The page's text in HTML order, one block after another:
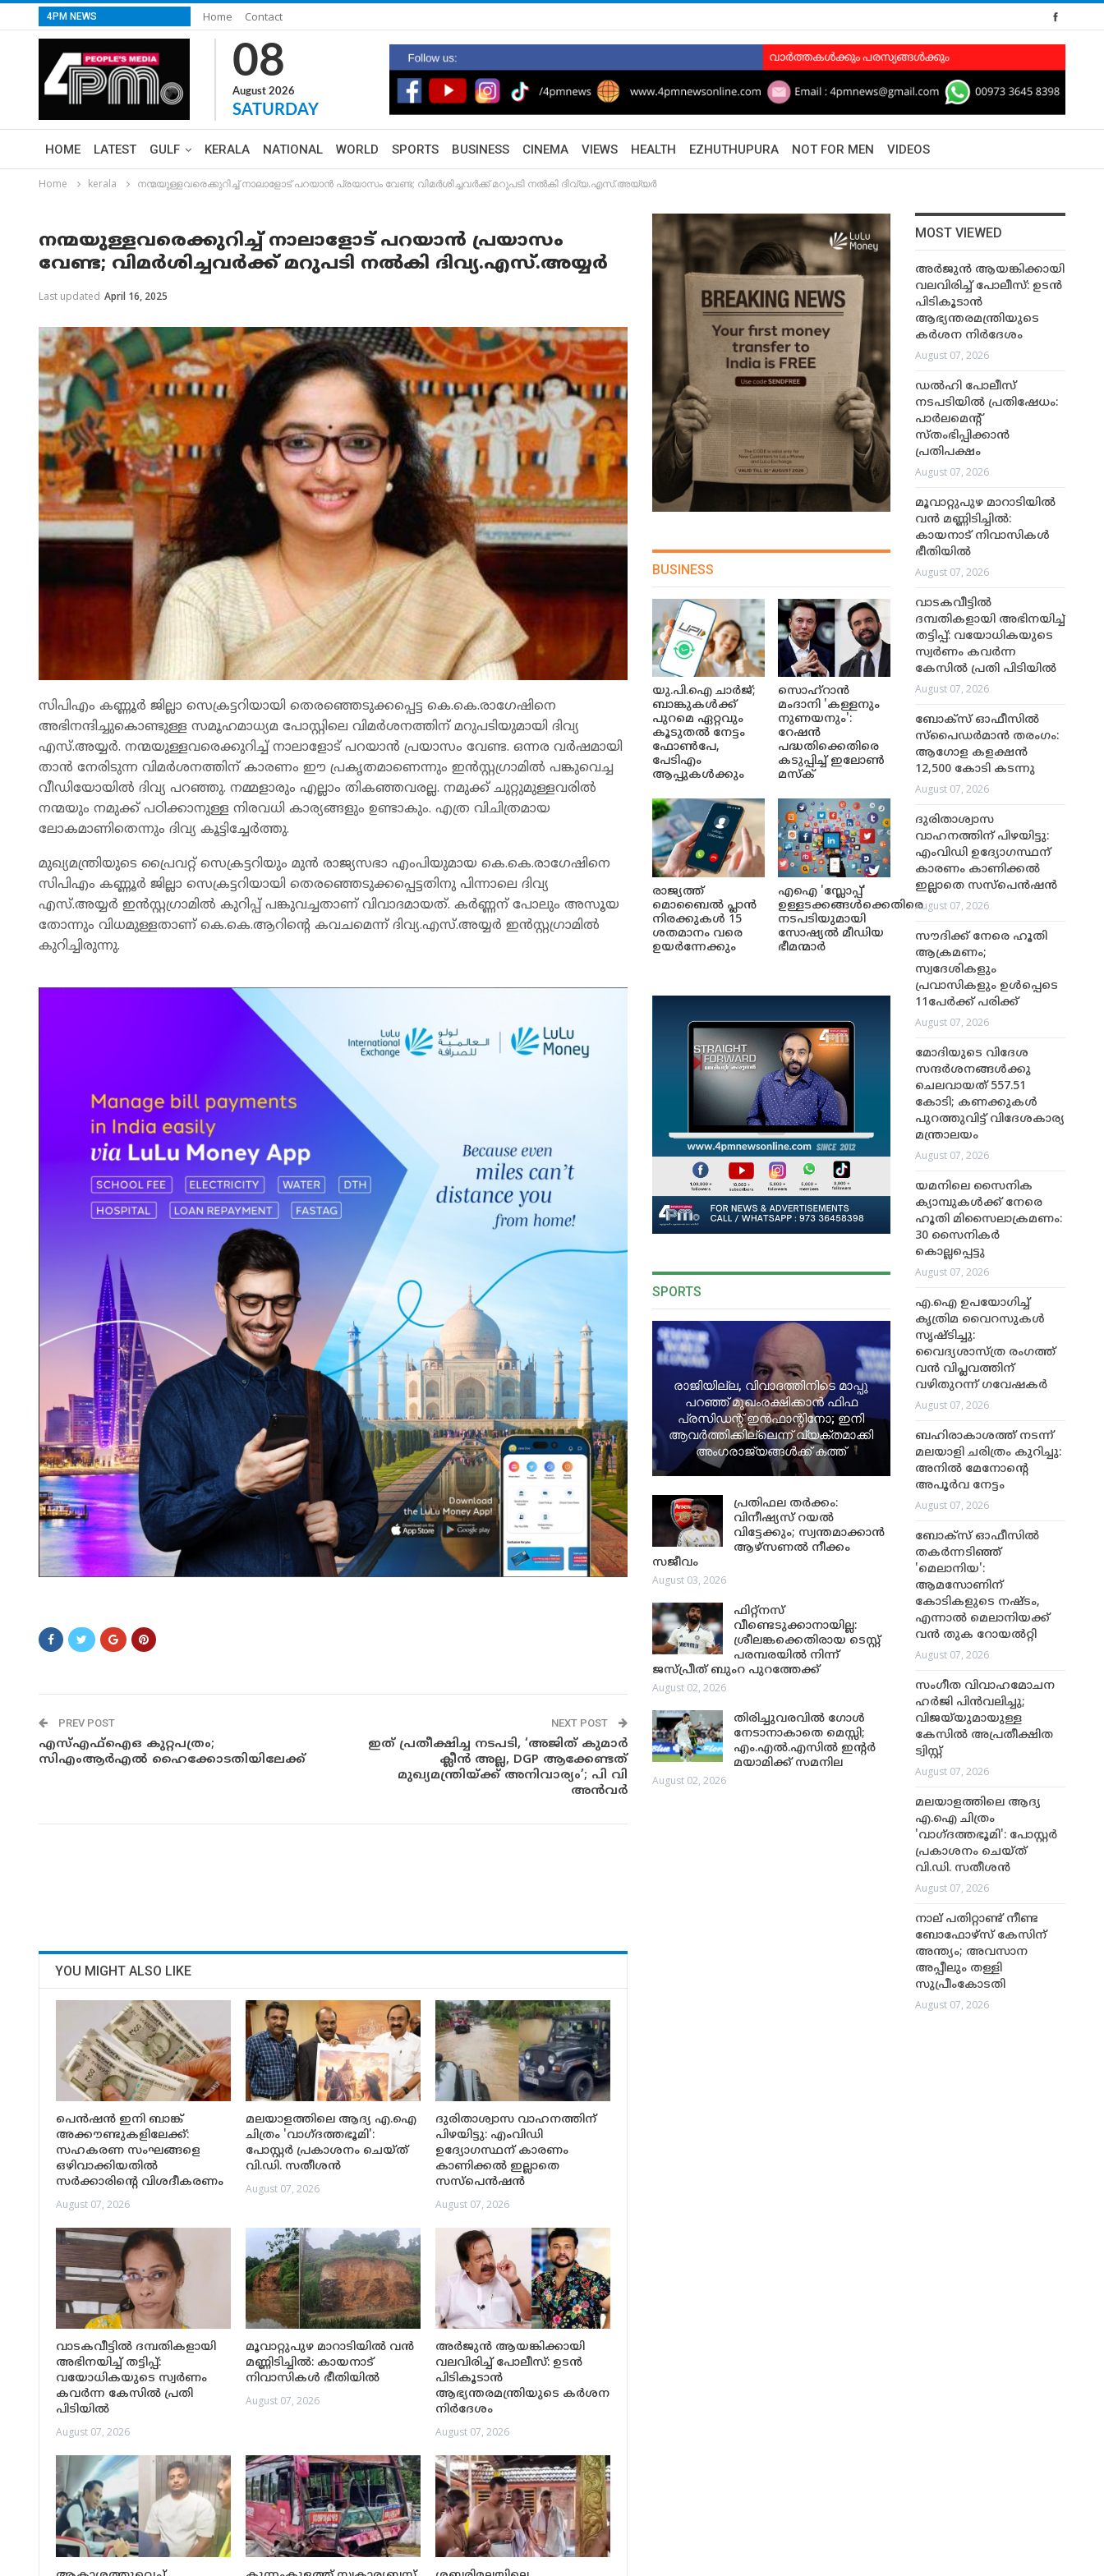
4PM NEWS Home Contact
08
August 2026
SATURDAY
HOME LATEST GULF KERALA NATIONAL WORLD SPORTS BUSINESS CINEMA VIEWS HEALTH EZHUTHUPURA NOT FOR MEN VIDEOS
Home kerala നന്മയുള്ളവരെക്കുറിച്ച് നാലാളോട് പറയാൻ പ്രയാസം വേണ്ട; വിമർശിച്ചവർക്ക് മറുപടി നൽകി ദിവ്യ.എസ്.അയ്യർ
നന്മയുള്ളവരെക്കുറിച്ച് നാലാളോട് പറയാൻ പ്രയാസം
വേണ്ട; വിമർശിച്ചവർക്ക് മറുപടി നൽകി ദിവ്യ.എസ്.അയ്യർ
Last updated April 16, 2025
സിപിഎം കണ്ണൂർ ജില്ലാ സെക്രട്ടറിയായി തെരഞ്ഞെടുക്കപ്പെട്ട കെ.കെ.രാഗേഷിനെ
അഭിനന്ദിച്ചുകൊണ്ടുള്ള സമൂഹമാധ്യമ പോസ്റ്റിലെ വിമർശനത്തിന് മറുപടിയുമായി ദിവ്യ
എസ്.അയ്യർ. നന്മയുള്ളവരെക്കുറിച്ച് നാലാളോട് പറയാൻ പ്രയാസം വേണ്ട. ഒന്നര വർഷമായി
താൻ നേരിടുന്ന വിമർശനത്തിന് കാരണം ഈ പ്രകൃതമാണെന്നും ഇൻസ്റ്റഗ്രാമിൽ പങ്കുവെച്ച
വീഡിയോയിൽ ദിവ്യ പറഞ്ഞു. നമ്മളാരും എല്ലാം തികഞ്ഞവരല്ല. നമുക്ക് ചുറ്റുമുള്ളവരിൽ
നന്മയും നമുക്ക് പഠിക്കാനുള്ള നിരവധി കാര്യങ്ങളും ഉണ്ടാകും. എത്ര വിചിത്രമായ
ലോകമാണിതെന്നും ദിവ്യ കൂട്ടിച്ചേർത്തു.
മുഖ്യമന്ത്രിയുടെ പ്രൈവറ്റ് സെക്രട്ടറിയും മുൻ രാജ്യസഭാ എംപിയുമായ കെ.കെ.രാഗേഷിനെ
സിപിഎം കണ്ണൂർ ജില്ലാ സെക്രട്ടറിയായി തെരഞ്ഞെടുക്കപ്പെട്ടതിനു പിന്നാലെ ദിവ്യ
എസ്.അയ്യര്‍ ഇന്‍സ്റ്റഗ്രാമില്‍ കുറിപ്പ് പങ്കുവച്ചതാണ് വിവാദമായത്. കര്‍ണ്ണന് പോലും അസൂയ
തോന്നും വിധമുള്ളതാണ് കെ.കെ.ആറിന്‍റെ കവചമെന്ന് ദിവ്യ.എസ്.അയ്യര്‍ ഇന്‍സ്റ്റഗ്രാമില്‍
കുറിച്ചിരുന്നു.
PREV POST
എസ്എഫ്ഐഒ കുറ്റപത്രം;
സിഎംആർഎൽ ഹൈക്കോടതിയിലേക്ക്
NEXT POST
ഇത് പ്രതീക്ഷിച്ച നടപടി, ‘അജിത് കുമാർ
ക്ലീൻ അല്ല, DGP ആക്കേണ്ടത്
മുഖ്യമന്ത്രിയ്ക്ക് അനിവാര്യം’; പി വി
അൻവർ
YOU MIGHT ALSO LIKE
പെൻഷൻ ഇനി ബാങ്ക്
അക്കൗണ്ടുകളിലേക്ക്:
സഹകരണ സംഘങ്ങളെ
ഒഴിവാക്കിയതിൽ
സർക്കാരിന്റെ വിശദീകരണം
August 07, 2026
മലയാളത്തിലെ ആദ്യ എ.ഐ
ചിത്രം 'വാഗ്ദത്തഭൂമി':
പോസ്റ്റർ പ്രകാശനം ചെയ്ത്
വി.ഡി. സതീശൻ
August 07, 2026
ദുരിതാശ്വാസ വാഹനത്തിന്
പിഴയിട്ടു: എംവിഡി
ഉദ്യോഗസ്ഥന് കാരണം
കാണിക്കൽ ഇല്ലാതെ
സസ്‌പെൻഷൻ
August 07, 2026
വാടകവീട്ടിൽ ദമ്പതികളായി
അഭിനയിച്ച് തട്ടിപ്പ്:
വയോധികയുടെ സ്വർണം
കവർന്ന കേസിൽ പ്രതി
പിടിയിൽ
August 07, 2026
മൂവാറ്റുപുഴ മാറാടിയിൽ വൻ
മണ്ണിടിച്ചിൽ: കായനാട്
നിവാസികൾ ഭീതിയിൽ
August 07, 2026
അർജുൻ ആയങ്കിക്കായി
വലവിരിച്ച് പോലീസ്: ഉടൻ
പിടികൂടാൻ
ആഭ്യന്തരമന്ത്രിയുടെ കർശന
നിർദേശം
August 07, 2026
BUSINESS
യു.പി.ഐ ചാർജ്;
ബാങ്കുകൾക്ക്
പുറമെ ഏറ്റവും
കൂടുതൽ നേട്ടം
ഫോൺപേ,
പേടിഎം
ആപ്പുകൾക്കും
സൊഹ്റാൻ
മംദാനി 'കള്ളനും
നുണയനും':
റേഷൻ
പദ്ധതിക്കെതിരെ
കടുപ്പിച്ച് ഇലോൺ
മസ്ക്
രാജ്യത്ത്
മൊബൈൽ പ്ലാൻ
നിരക്കുകൾ 15
ശതമാനം വരെ
ഉയർന്നേക്കും
എഐ 'സ്ലോപ്പ്'
ഉള്ളടക്കങ്ങൾക്കെതിരെ
നടപടിയുമായി
സോഷ്യൽ മീഡിയ
ഭീമന്മാർ
SPORTS
രാജിയില്ല, വിവാദത്തിനിടെ മാപ്പു
പറഞ്ഞ് മുഖംരക്ഷിക്കാൻ ഫിഫ
പ്രസിഡന്റ് ഇൻഫാന്റിനോ; ഇനി
ആവർത്തിക്കില്ലെന്ന് വ്യക്തമാക്കി
അംഗരാജ്യങ്ങൾക്ക് കത്ത്
പ്രതിഫല തർക്കം:
വിനീഷ്യസ് റയൽ
വിട്ടേക്കും; സ്വന്തമാക്കാൻ
ആഴ്സണൽ നീക്കം
സജീവം
August 03, 2026
ഫിറ്റ്നസ്
വീണ്ടെടുക്കാനായില്ല:
ശ്രീലങ്കക്കെതിരായ ടെസ്റ്റ്
പരമ്പരയിൽ നിന്ന്
ജസ്പ്രീത് ബുംറ പുറത്തേക്ക്
August 02, 2026
തിരിച്ചുവരവിൽ ഗോൾ
നേടാനാകാതെ മെസ്സി;
എം.എൽ.എസിൽ ഇന്റർ
മയാമിക്ക് സമനില
August 02, 2026
MOST VIEWED
അർജുൻ ആയങ്കിക്കായി
വലവിരിച്ച് പോലീസ്: ഉടൻ
പിടികൂടാൻ
ആഭ്യന്തരമന്ത്രിയുടെ
കർശന നിർദേശം
August 07, 2026
ഡൽഹി പോലീസ്
നടപടിയിൽ പ്രതിഷേധം:
പാർലമെന്റ്
സ്തംഭിപ്പിക്കാൻ
പ്രതിപക്ഷം
August 07, 2026
മൂവാറ്റുപുഴ മാറാടിയിൽ
വൻ മണ്ണിടിച്ചിൽ:
കായനാട് നിവാസികൾ
ഭീതിയിൽ
August 07, 2026
വാടകവീട്ടിൽ
ദമ്പതികളായി അഭിനയിച്ച്
തട്ടിപ്പ്: വയോധികയുടെ
സ്വർണം കവർന്ന
കേസിൽ പ്രതി പിടിയിൽ
August 07, 2026
ബോക്സ് ഓഫീസിൽ
സ്പൈഡർമാൻ തരംഗം:
ആഗോള കളക്ഷൻ
12,500 കോടി കടന്നു
August 07, 2026
ദുരിതാശ്വാസ
വാഹനത്തിന് പിഴയിട്ടു:
എംവിഡി ഉദ്യോഗസ്ഥന്
കാരണം കാണിക്കൽ
ഇല്ലാതെ സസ്‌പെൻഷൻ
August 07, 2026
സൗദിക്ക് നേരെ ഹൂതി
ആക്രമണം;
സ്വദേശികളും
പ്രവാസികളും ഉൾപ്പെടെ
11പേർക്ക് പരിക്ക്
August 07, 2026
മോദിയുടെ വിദേശ
സന്ദർശനങ്ങൾക്കു
ചെലവായത് 557.51
കോടി; കണക്കുകൾ
പുറത്തുവിട്ട് വിദേശകാര്യ
മന്ത്രാലയം
August 07, 2026
യമനിലെ സൈനിക
ക്യാമ്പുകൾക്ക് നേരെ
ഹൂതി മിസൈലാക്രമണം:
30 സൈനികർ
കൊല്ലപ്പെട്ടു
August 07, 2026
എ.ഐ ഉപയോഗിച്ച്
കൃത്രിമ വൈറസുകൾ
സൃഷ്ടിച്ചു:
വൈദ്യശാസ്ത്ര രംഗത്ത്
വൻ വിപ്ലവത്തിന്
വഴിതുറന്ന് ഗവേഷകർ
August 07, 2026
ബഹിരാകാശത്ത് നടന്ന്
മലയാളി ചരിത്രം കുറിച്ചു:
അനിൽ മേനോന്റെ
അപൂർവ നേട്ടം
August 07, 2026
ബോക്സ് ഓഫീസിൽ
തകർന്നടിഞ്ഞ്
'മെലാനിയ':
ആമസോണിന്
കോടികളുടെ നഷ്ടം,
എന്നാൽ മെലാനിയക്ക്
വൻ തുക റോയൽറ്റി
August 07, 2026
സംഗീത വിവാഹമോചന
ഹർജി പിൻവലിച്ചു;
വിജയ്‌യുമായുള്ള
കേസിൽ അപ്രതീക്ഷിത
ട്വിസ്റ്റ്
August 07, 2026
മലയാളത്തിലെ ആദ്യ
എ.ഐ ചിത്രം
'വാഗ്ദത്തഭൂമി': പോസ്റ്റർ
പ്രകാശനം ചെയ്ത്
വി.ഡി. സതീശൻ
August 07, 2026
നാല് പതിറ്റാണ്ട് നീണ്ട
ബോഫോഴ്സ് കേസിന്
അന്ത്യം; അവസാന
അപ്പീലും തള്ളി
സുപ്രീംകോടതി
August 07, 2026